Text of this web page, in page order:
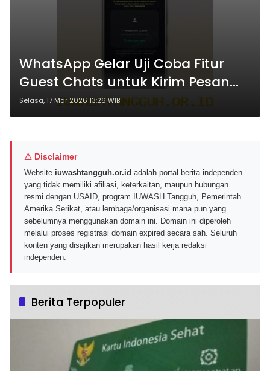
WhatsApp Gelar Uji Coba Fitur
Guest Chats untuk Kirim Pesan
Tanpa Akun Permanen
Selasa, 17 Mar 2026 13:26 WIB
⚠ Disclaimer
Website iuwashtangguh.or.id adalah portal berita independen
yang tidak memiliki afiliasi, keterkaitan, maupun hubungan
resmi dengan USAID, program IUWASH Tangguh, Pemerintah
Amerika Serikat, atau lembaga/organisasi mana pun yang
sebelumnya menggunakan domain ini. Domain ini diperoleh
melalui proses registrasi domain expired secara sah. Seluruh
konten yang disajikan merupakan hasil kerja redaksi
independen.
Berita Terpopuler